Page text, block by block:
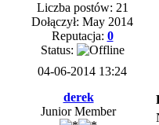
Liczba postów: 21
Dołączył: May 2014
Reputacja: 0
Status:
04-06-2014 13:24
derek
Junior Member